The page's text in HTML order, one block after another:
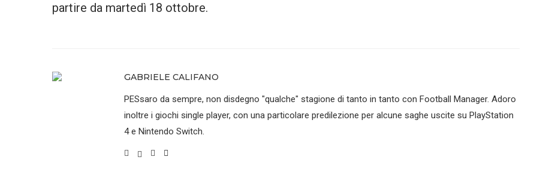
partire da martedì 18 ottobre.
GABRIELE CALIFANO
PESsaro da sempre, non disdegno "qualche" stagione di tanto in tanto con Football Manager. Adoro
inoltre i giochi single player, con una particolare predilezione per alcune saghe uscite su PlayStation
4 e Nintendo Switch.